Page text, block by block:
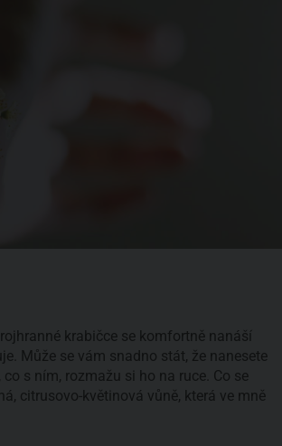
krabičce se komfortně nanáší
Může se vám snadno stát, že nanesete
s ním, rozmažu si ho na ruce. Co se
citrusovo-květinová vůně, která ve mně